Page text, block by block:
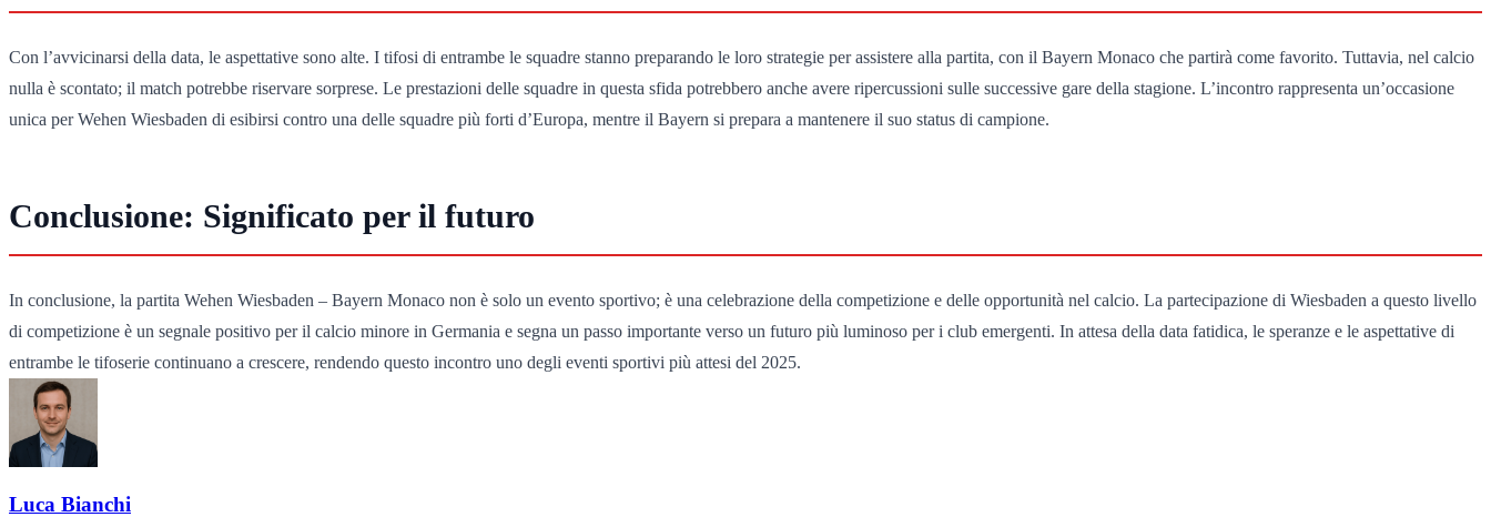
Con l’avvicinarsi della data, le aspettative sono alte. I tifosi di entrambe le squadre stanno preparando le loro strategie per assistere alla partita, con il Bayern Monaco che partirà come favorito. Tuttavia, nel calcio
nulla è scontato; il match potrebbe riservare sorprese. Le prestazioni delle squadre in questa sfida potrebbero anche avere ripercussioni sulle successive gare della stagione. L’incontro rappresenta un’occasione
unica per Wehen Wiesbaden di esibirsi contro una delle squadre più forti d’Europa, mentre il Bayern si prepara a mantenere il suo status di campione.
Conclusione: Significato per il futuro
In conclusione, la partita Wehen Wiesbaden – Bayern Monaco non è solo un evento sportivo; è una celebrazione della competizione e delle opportunità nel calcio. La partecipazione di Wiesbaden a questo livello
di competizione è un segnale positivo per il calcio minore in Germania e segna un passo importante verso un futuro più luminoso per i club emergenti. In attesa della data fatidica, le speranze e le aspettative di
entrambe le tifoserie continuano a crescere, rendendo questo incontro uno degli eventi sportivi più attesi del 2025.
Luca Bianchi